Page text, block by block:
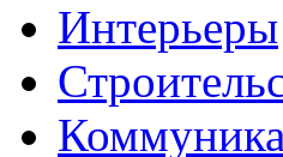
Интерьеры